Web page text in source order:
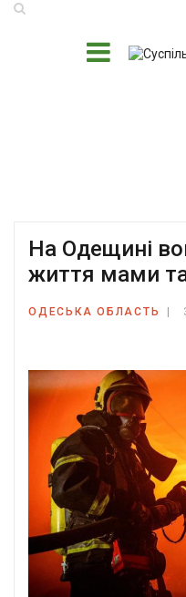
На Одещині
життя мами
ОДЕСЬКА ОБЛАСТЬ